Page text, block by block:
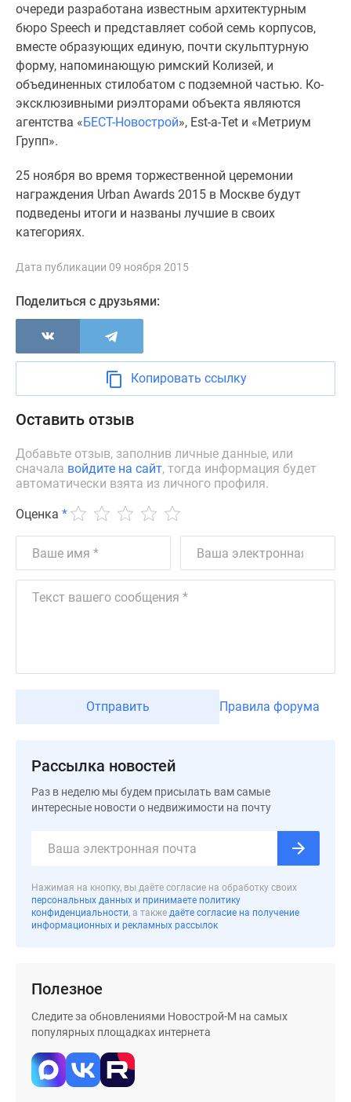
сайте
Дзен
Машино-
места
Апартаменты
#траншевая
#рассрочка
ИТ-
ипотека
Квартиры
скидками
41%
новостроек
Rutube
дома
Программа
реновации
Москве
Новостройки
коттеджи
Коттеджные
Москве
Готовые
коттеджные
коттеджные
Коттеджные
очереди разработана известным архитектурным
бюро Speech и представляет собой семь корпусов,
вместе образующих единую, почти скульптурную
форму, напоминающую римский Колизей, и
объединенных стилобатом с подземной частью. Ко-
эксклюзивными риэлторами объекта являются
агентства «БЕСТ-Новострой», Est-a-Tet и «Метриум
Групп».
25 ноября во время торжественной церемонии
награждения Urban Awards 2015 в Москве будут
подведены итоги и названы лучшие в своих
категориях.
Дата публикации 09 ноября 2015
Поделиться с друзьями:
Копировать ссылку
Оставить отзыв
Добавьте отзыв, заполнив личные данные, или
сначала войдите на сайт, тогда информация будет
автоматически взята из личного профиля.
Оценка *
Отправить Правила форума
Рассылка новостей
Раз в неделю мы будем присылать вам самые
интересные новости о недвижимости на почту
Нажимая на кнопку, вы даёте согласие на обработку своих
персональных данных и принимаете политику
конфиденциальности, а также даёте согласие на получение
информационных и рекламных рассылок
Полезное
Следите за обновлениями Новострой-М на самых
популярных площадках интернета